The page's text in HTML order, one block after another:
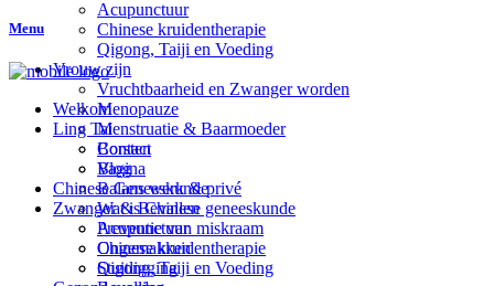
Acupunctuur
Chinese kruidentherapie
Qigong, Taiji en Voeding
Vrouw zijn
Vruchtbaarheid en Zwanger worden
Menopauze
Menstruatie & Baarmoeder
Borsten
Vagina
Balans werk & privé
Zwanger & Bevallen
Preventie van miskraam
Ongemakken
Stuitligging
Menu
Welkom
Ling Tai
Contact
Blog
Chinese Geneeskunde
Wat is Chinese geneeskunde
Acupunctuur
Chinese kruidentherapie
Qigong, Taiji en Voeding